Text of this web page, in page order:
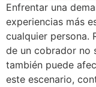
Enfrentar una
experiencias más
cualquier persona.
de un cobrador no
también puede
este escenario,